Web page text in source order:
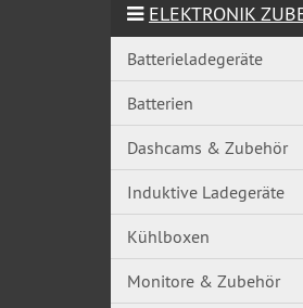
ELEKTRONIK
Batterieladegeräte
Batterien
Dashcams & Zubehör
Induktive Ladegeräte
Kühlboxen
Monitore & Zubehör